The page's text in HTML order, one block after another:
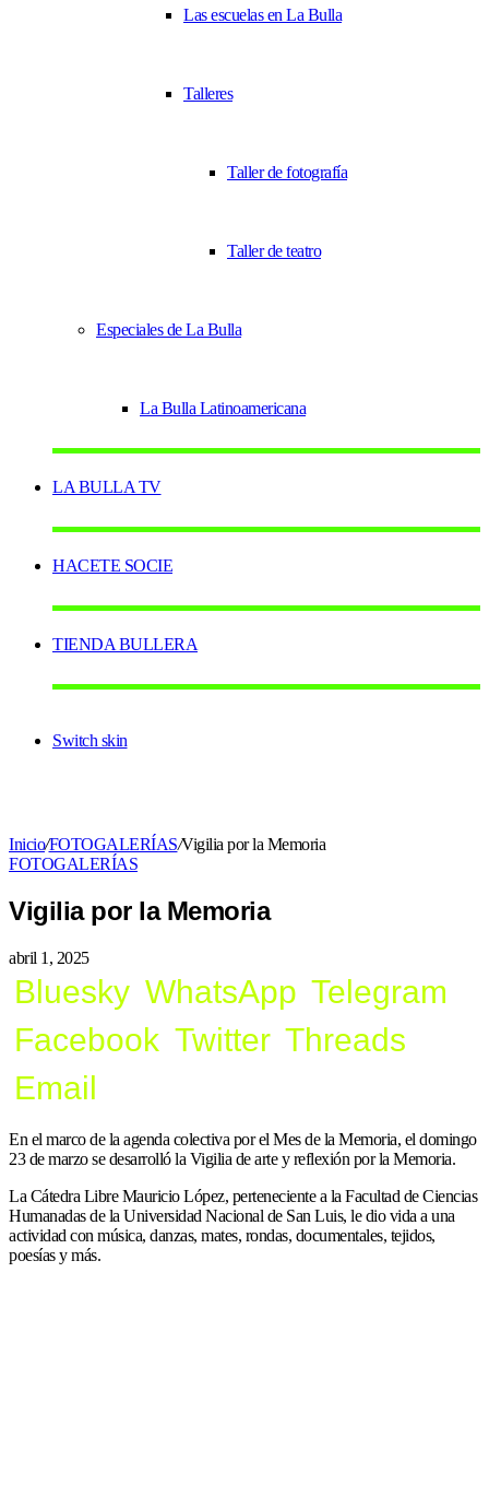
Las escuelas en La Bulla
Talleres
Taller de fotografía
Taller de teatro
Especiales de La Bulla
La Bulla Latinoamericana
LA BULLA TV
HACETE SOCIE
TIENDA BULLERA
Switch skin
Inicio/FOTOGALERÍAS/Vigilia por la Memoria
FOTOGALERÍAS
Vigilia por la Memoria
abril 1, 2025
Bluesky WhatsApp Telegram
Facebook Twitter Threads
Email
En el marco de la agenda colectiva por el Mes de la Memoria, el domingo
23 de marzo se desarrolló la Vigilia de arte y reflexión por la Memoria.
La Cátedra Libre Mauricio López, perteneciente a la Facultad de Ciencias
Humanadas de la Universidad Nacional de San Luis, le dio vida a una
actividad con música, danzas, mates, rondas, documentales, tejidos,
poesías y más.